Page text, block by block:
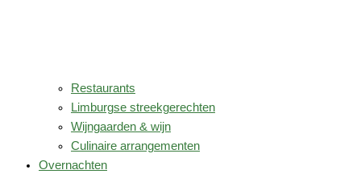
Restaurants
Limburgse streekgerechten
Wijngaarden & wijn
Culinaire arrangementen
Overnachten